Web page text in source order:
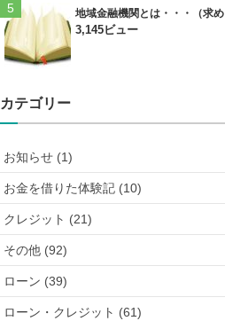
地域金融機関とは・・・（求め
3,145ビュー
カテゴリー
お知らせ (1)
お金を借りた体験記 (10)
クレジット (21)
その他 (92)
ローン (39)
ローン・クレジット (61)